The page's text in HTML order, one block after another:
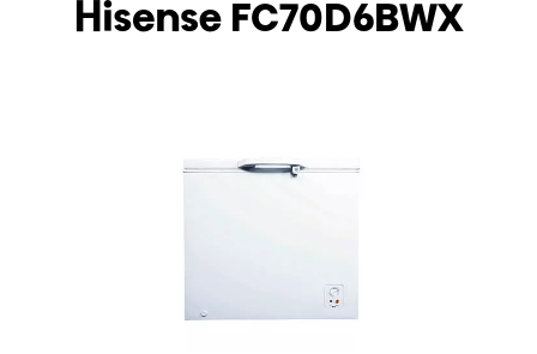
Donde comprar
Hisense FC70D6BWX